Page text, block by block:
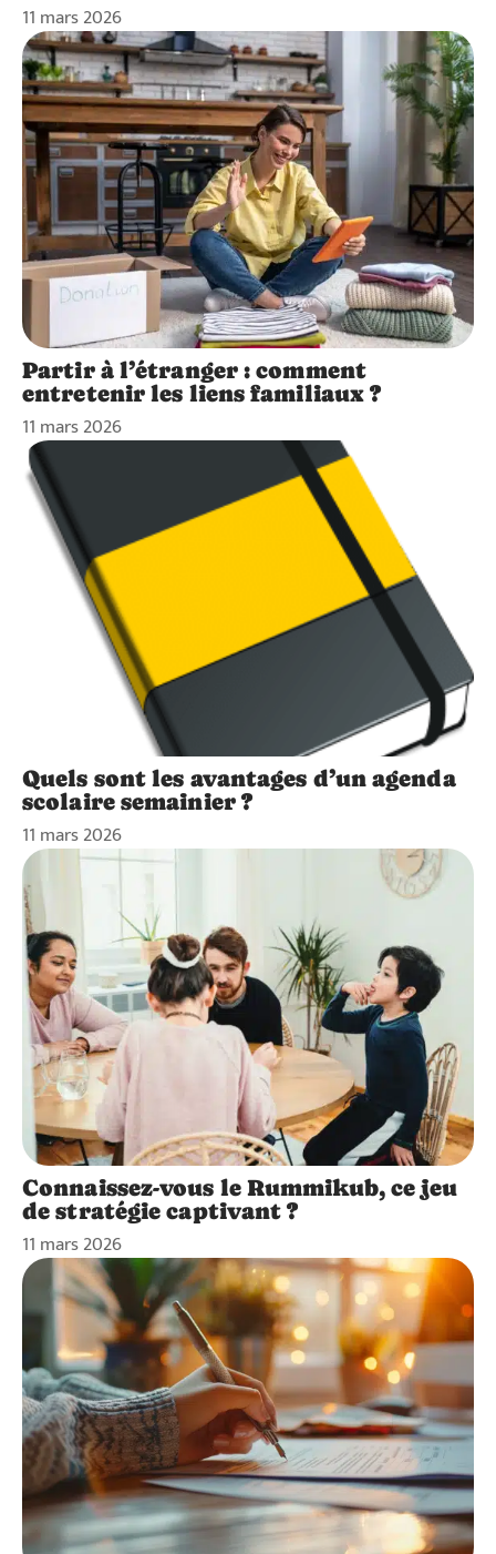
11 mars 2026
Partir à l’étranger : comment
entretenir les liens familiaux ?
11 mars 2026
Quels sont les avantages d’un agenda
scolaire semainier ?
11 mars 2026
Connaissez-vous le Rummikub, ce jeu
de stratégie captivant ?
11 mars 2026